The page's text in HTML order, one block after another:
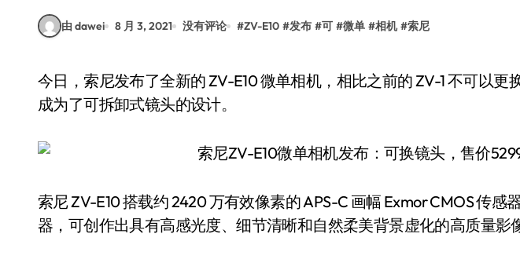
由 dawei 8 月 3, 2021 没有评论 #ZV-E10 #发布 #可 #微单 #相机 #索尼
今日，索尼发布了全新的 ZV-E10 微单相机，相比之前的 ZV-1 不可以更换镜头的设计，这次升级
成为了可拆卸式镜头的设计。
索尼 ZV-E10 搭载约 2420 万有效像素的 APS-C 画幅 Exmor CMOS 传感
器，可创作出具有高感光度、细节清晰和自然柔美背景虚化的高质量影